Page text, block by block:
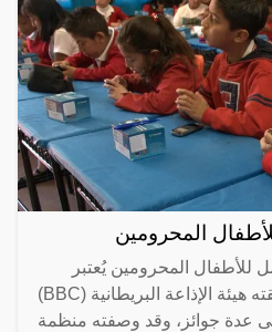
المحرومين
للأطفال المحرومين يُعتبر
برنامج "درس" الذي أطلقته هيئة الإذاعة البريطانية (BBC)
عدة جوائز، وقد وصفته منظمة